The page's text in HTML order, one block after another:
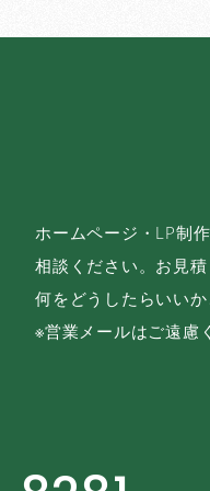
ホームページ・LP制
相談ください。お見
何をどうしたらいい
※営業メールはご遠慮